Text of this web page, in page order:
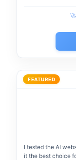
🚀
FEATURED
I tested the AI
it the best choice